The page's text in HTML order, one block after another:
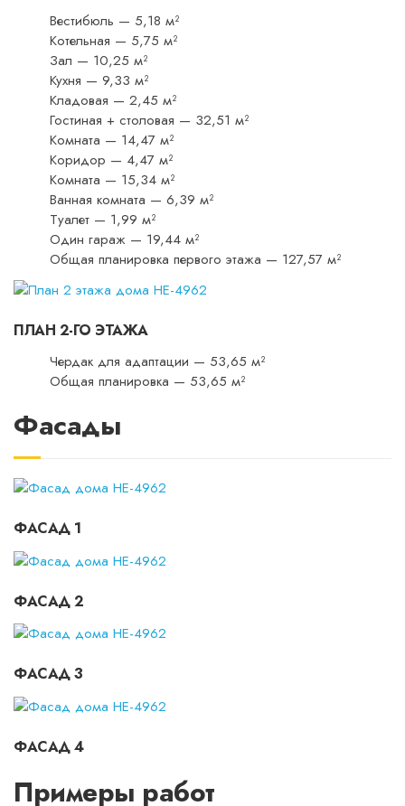
Вестибюль — 5,18 м²
Котельная — 5,75 м²
Зал — 10,25 м²
Кухня — 9,33 м²
Кладовая — 2,45 м²
Гостиная + столовая — 32,51 м²
Комната — 14,47 м²
Коридор — 4,47 м²
Комната — 15,34 м²
Ванная комната — 6,39 м²
Туалет — 1,99 м²
Один гараж — 19,44 м²
Общая планировка первого этажа — 127,57 м²
ПЛАН 2-ГО ЭТАЖА
Чердак для адаптации — 53,65 м²
Общая планировка — 53,65 м²
Фасады
ФАСАД 1
ФАСАД 2
ФАСАД 3
ФАСАД 4
Примеры работ